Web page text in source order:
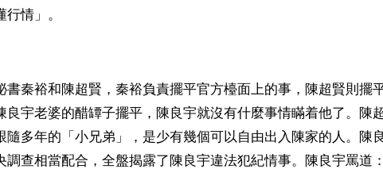
情」。
書秦裕和陳超賢，秦裕負責擺平官方檯面上的事，陳超賢則擺
良宇老婆的醋罈子擺平，陳良宇就沒有什麼事情瞞着他了。陳
隨多年的「小兄弟」，是少有幾個可以自由出入陳家的人。陳良
查相當配合，全盤揭露了陳良宇違法犯紀情事。陳良宇罵道：